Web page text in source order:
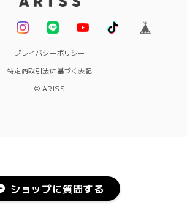
プライバシーポリシー
特定商取引法に基づく表記
© ARISS
ショップに質問する